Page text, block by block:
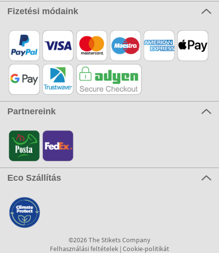
Fizetési módaink
Partnereink
Eco Szállítás
©2026 The Stikets Company
Felhasználási feltételek| Cookie-politikát